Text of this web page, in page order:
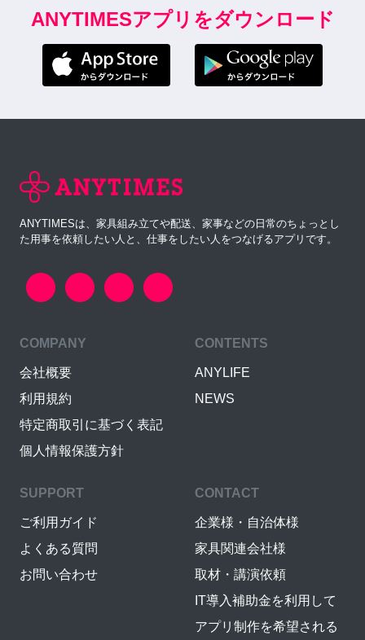
ANYTIMESアプリをダウンロード
ANYTIMESは、家具組み立てや配送、家事などの日常のちょっとし
た用事を依頼したい人と、仕事をしたい人をつなげるアプリです。
COMPANY
会社概要
利用規約
特定商取引に基づく表記
個人情報保護方針
CONTENTS
ANYLIFE
NEWS
SUPPORT
ご利用ガイド
よくある質問
お問い合わせ
CONTACT
企業様・自治体様
家具関連会社様
取材・講演依頼
IT導入補助金を利用して
アプリ制作を希望される